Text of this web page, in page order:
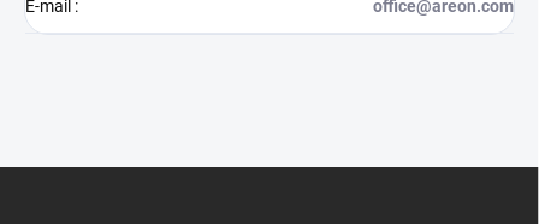
E-mail : office@areon.com